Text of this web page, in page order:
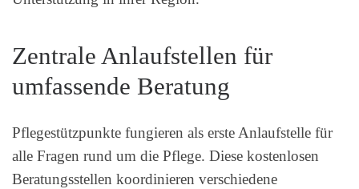
Zentrale Anlaufstellen für
umfassende Beratung
Pflegestützpunkte fungieren als erste Anlaufstelle für
alle Fragen rund um die Pflege. Diese kostenlosen
Beratungsstellen koordinieren verschiedene